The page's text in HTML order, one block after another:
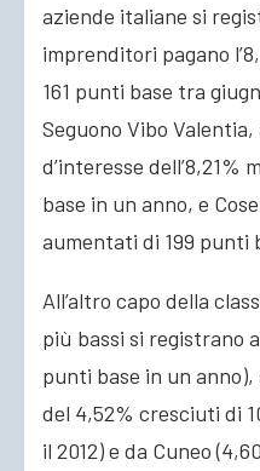
aziende italiane si
imprenditori pagano
161 punti base tra
Seguono Vibo Valentia,
d’interesse dell’8,21%
base in un anno, e
aumentati di 199 punti
All’altro capo della
più bassi si registrano
punti base in un
del 4,52% cresciuti di
il 2012) e da Cuneo